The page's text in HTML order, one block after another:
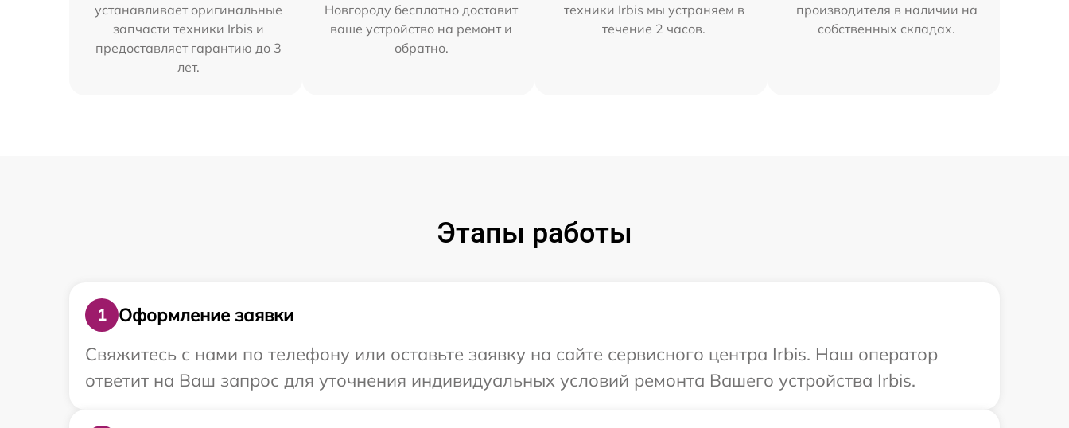
устанавливает оригинальные
запчасти техники Irbis и
предоставляет гарантию до 3
лет.
Новгороду бесплатно доставит
ваше устройство на ремонт и
обратно.
техники Irbis мы устраняем в
течение 2 часов.
производителя в наличии на
собственных складах.
Этапы работы
1
Оформление заявки
Свяжитесь с нами по телефону или оставьте заявку на сайте сервисного центра Irbis. Наш оператор
ответит на Ваш запрос для уточнения индивидуальных условий ремонта Вашего устройства Irbis.